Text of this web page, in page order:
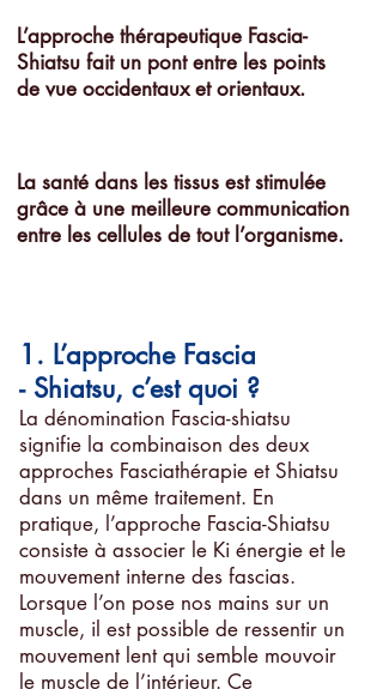
L’approche thérapeutique Fascia-
Shiatsu fait un pont entre les points
de vue occidentaux et orientaux.
La santé dans les tissus est stimulée
grâce à une meilleure communication
entre les cellules de tout l’organisme.
1. L’approche Fascia
- Shiatsu, c’est quoi ?
La dénomination Fascia-shiatsu
signifie la combinaison des deux
approches Fasciathérapie et Shiatsu
dans un même traitement. En
pratique, l’approche Fascia-Shiatsu
consiste à associer le Ki énergie et le
mouvement interne des fascias.
Lorsque l’on pose nos mains sur un
muscle, il est possible de ressentir un
mouvement lent qui semble mouvoir
le muscle de l’intérieur. Ce